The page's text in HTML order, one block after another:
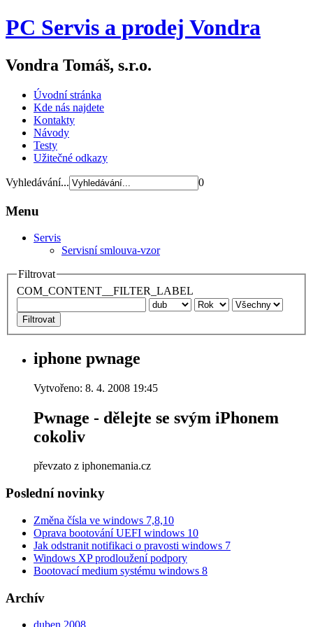
PC Servis a prodej Vondra
Vondra Tomáš, s.r.o.
Úvodní stránka
Kde nás najdete
Kontakty
Návody
Testy
Užitečné odkazy
Vyhledávání... 0
Menu
Servis
Servisní smlouva-vzor
Filtrovat
COM_CONTENT__FILTER_LABEL
Filtrovat
iphone pwnage
Vytvořeno: 8. 4. 2008 19:45
Pwnage - dělejte se svým iPhonem
cokoliv
převzato z iphonemania.cz
Poslední novinky
Změna čísla ve windows 7,8,10
Oprava bootování UEFI windows 10
Jak odstranit notifikaci o pravosti windows 7
Windows XP prodloužení podpory
Bootovací medium systému windows 8
Archív